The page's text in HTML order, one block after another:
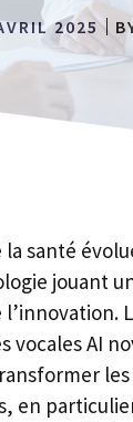
2025
la santé
jouant
vocales AI
en